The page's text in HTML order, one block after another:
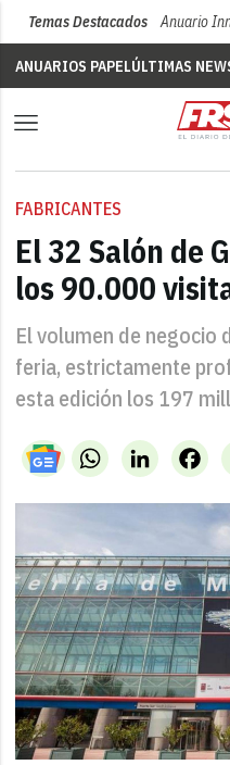
Temas Destacados Anuario
ANUARIOS PAPELÚLTIMAS
FABRICANTES
El 32 Salón de
los 90.000
El volumen de negocio
feria, estrictamente
esta edición los 197
WhatsAppLinkedIn